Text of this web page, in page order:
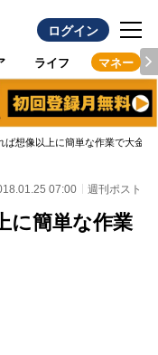
ログイン
ライフ マネー
ば想像以上に簡単な作業で大金戻
07:00 週刊ポスト
に簡単な作業